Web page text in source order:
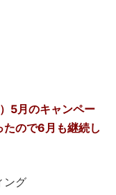
5月のキャンペー
ので6月も継続し
ング